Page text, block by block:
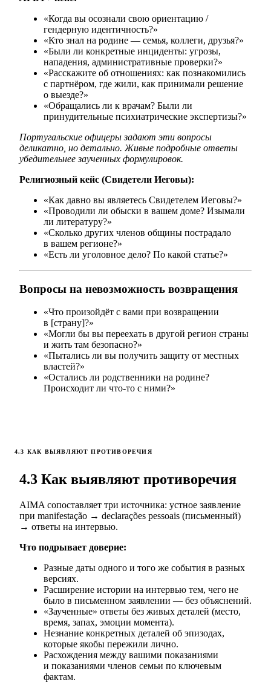
«Когда вы осознали свою ориентацию /
гендерную идентичность?»
«Кто знал на родине — семья, коллеги, друзья?»
«Были ли конкретные инциденты: угрозы,
нападения, административные проверки?»
«Расскажите об отношениях: как познакомились
с партнёром, где жили, как принимали решение
о выезде?»
«Обращались ли к врачам? Были ли
принудительные психиатрические экспертизы?»
Португальские офицеры задают эти вопросы
деликатно, но детально. Живые подробные ответы
убедительнее заученных формулировок.
Религиозный кейс (Свидетели Иеговы):
«Как давно вы являетесь Свидетелем Иеговы?»
«Проводили ли обыски в вашем доме? Изымали
ли литературу?»
«Сколько других членов общины пострадало
в вашем регионе?»
«Есть ли уголовное дело? По какой статье?»
Вопросы на невозможность возвращения
«Что произойдёт с вами при возвращении
в [страну]?»
«Могли бы вы переехать в другой регион страны
и жить там безопасно?»
«Пытались ли вы получить защиту от местных
властей?»
«Остались ли родственники на родине?
Происходит ли что-то с ними?»
4.3 КАК ВЫЯВЛЯЮТ ПРОТИВОРЕЧИЯ
4.3 Как выявляют противоречия
AIMA сопоставляет три источника: устное заявление
при manifestação → declarações pessoais (письменный)
→ ответы на интервью.
Что подрывает доверие:
Разные даты одного и того же события в разных
версиях.
Расширение истории на интервью тем, чего не
было в письменном заявлении — без объяснений.
«Заученные» ответы без живых деталей (место,
время, запах, эмоции момента).
Незнание конкретных деталей об эпизодах,
которые якобы пережили лично.
Расхождения между вашими показаниями
и показаниями членов семьи по ключевым
фактам.